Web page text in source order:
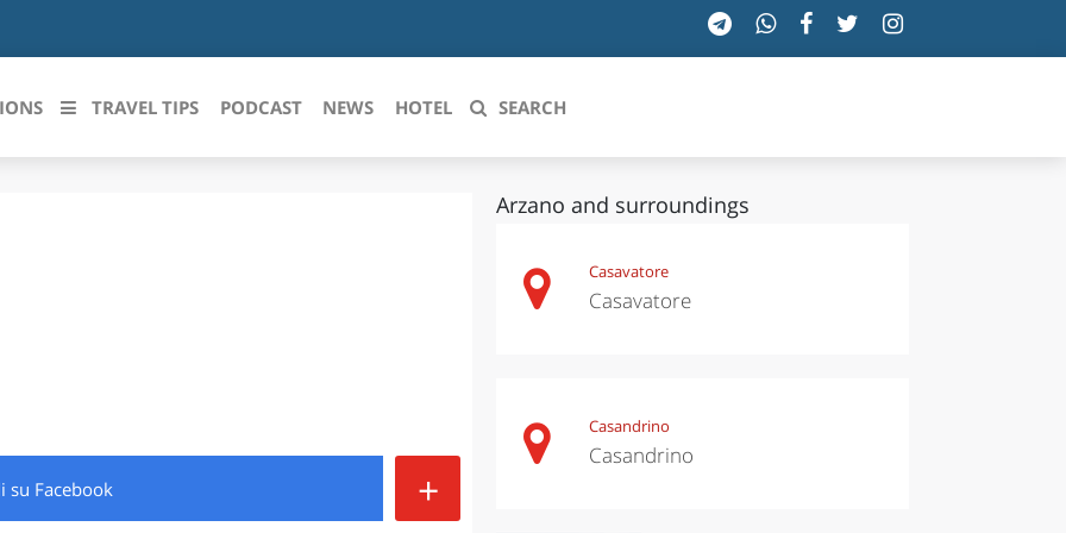
ROMAGNA PIEMONTE
TOSCANA
VALLE D'AOSTA
TRAVEL TIPS PODCAST NEWS HOTEL SEARCH
su Facebook +
Arzano and surroundings
Casavatore
Casavatore
Casandrino
Casandrino